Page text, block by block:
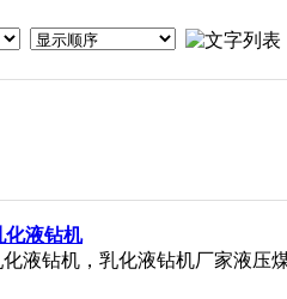
化液钻机
液钻机，乳化液钻机厂家液